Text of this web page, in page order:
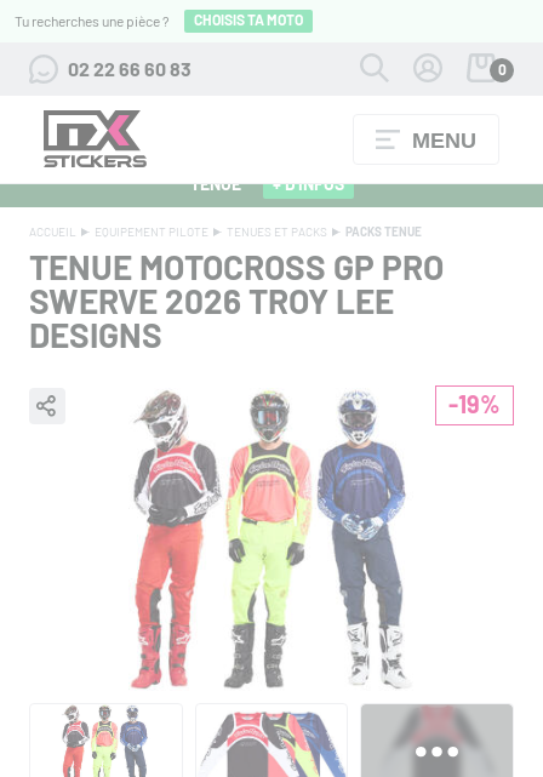
Tu recherches une pièce ? CHOISIS TA MOTO
02 22 66 60 83 0
MENU
ALPINESTARS 27 : FLOCAGE OFFERT POUR L'ACHAT D'UNE
TENUE
+ D'INFOS
ACCUEIL EQUIPEMENT PILOTE TENUES ET PACKS PACKS TENUE
TENUE MOTOCROSS GP PRO
SWERVE 2026 TROY LEE
DESIGNS
-19%